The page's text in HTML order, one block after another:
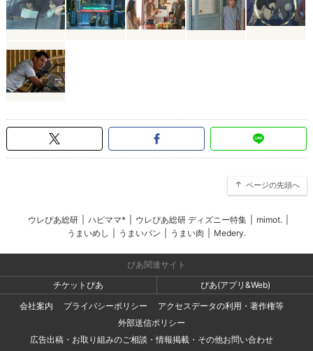
ページの先頭へ
ウレぴあ総研 ハピママ* ウレぴあ総研 ディズニー特集 mimot.
うまいめし
うまいパン うまい肉 Medery.
ぴあ関連サイト
チケットぴあ
ぴあ(アプリ&Web)
会社案内
プライバシーポリシー
アクセスデータの利用・著作権等
外部送信ポリシー
広告出稿・お取り組みのご相談・情報掲載・その他お問い合わせ